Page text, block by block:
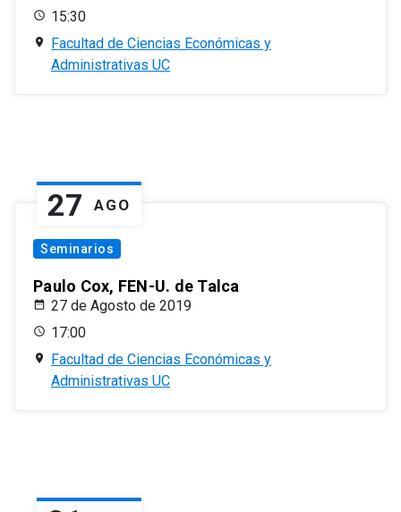
15:30
Facultad de Ciencias Económicas y
Administrativas UC
27 AGO
Seminarios
Paulo Cox, FEN-U. de Talca
27 de Agosto de 2019
17:00
Facultad de Ciencias Económicas y
Administrativas UC